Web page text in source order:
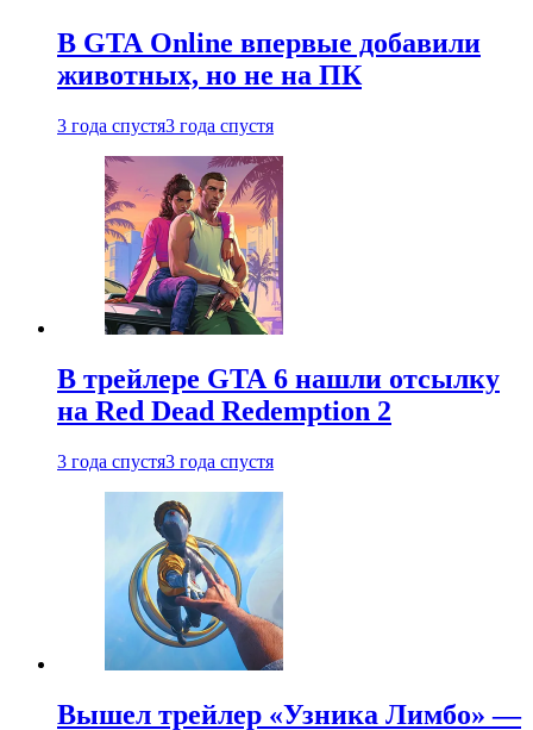
В GTA Online впервые добавили
животных, но не на ПК
3 года спустя3 года спустя
В трейлере GTA 6 нашли отсылку
на Red Dead Redemption 2
3 года спустя3 года спустя
Вышел трейлер «Узника Лимбо» —